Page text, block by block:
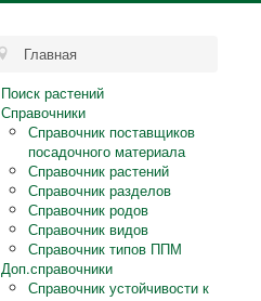
Главная
Поиск растений
Справочники
Справочник поставщиков
посадочного материала
Справочник растений
Справочник разделов
Справочник родов
Справочник видов
Справочник типов ППМ
Доп.справочники
Справочник устойчивости к